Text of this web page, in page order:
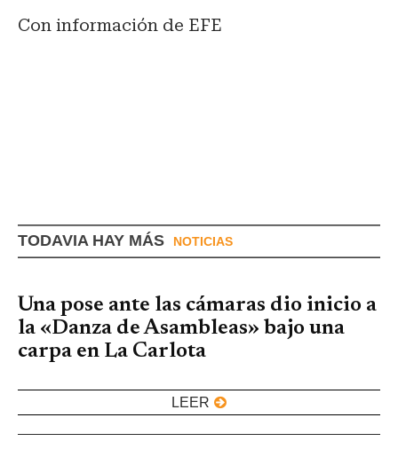
Con información de EFE
TODAVIA HAY MÁS NOTICIAS
Una pose ante las cámaras dio inicio a
la «Danza de Asambleas» bajo una
carpa en La Carlota
LEER